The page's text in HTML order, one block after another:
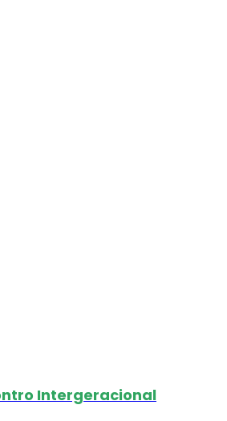
Intergeracional